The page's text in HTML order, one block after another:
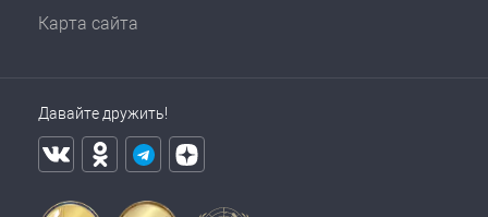
Карта сайта
Давайте дружить!